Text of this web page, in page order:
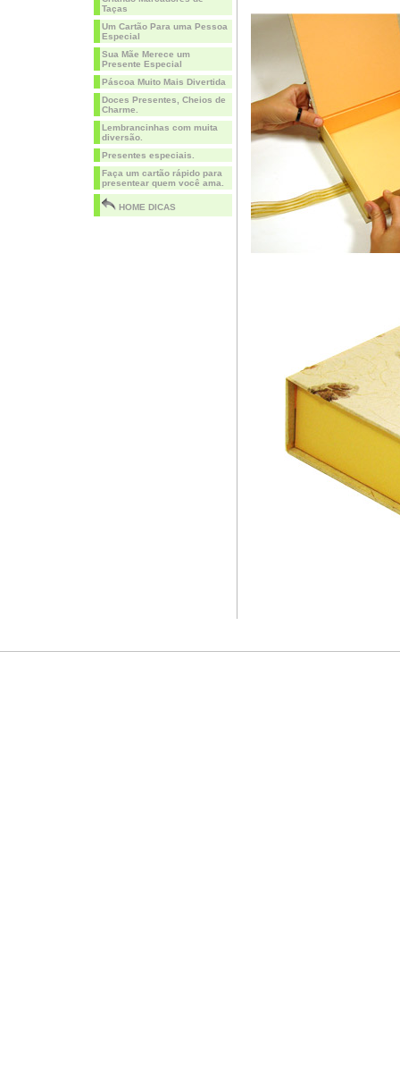
Taças
Um Cartão Para uma Pessoa
Especial
Sua Mãe Merece um
Presente Especial
Páscoa Muito Mais Divertida
Doces Presentes, Cheios de
Charme.
Lembrancinhas com muita
diversão.
Presentes especiais.
Faça um cartão rápido para
presentear quem você ama.
HOME DICAS